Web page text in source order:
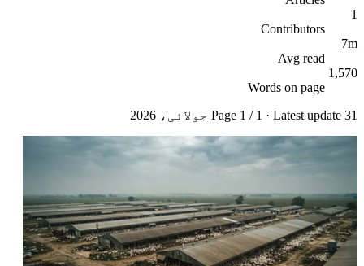
1
Contributors
7m
Avg read
1,570
Words on page
Page 1 / 1 · Latest update 31 جولائی، 2026